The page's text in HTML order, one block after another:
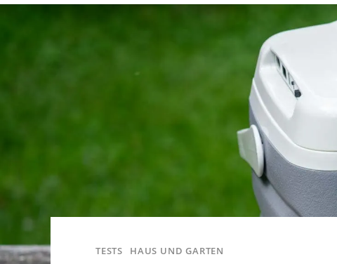
TESTS HAUS UND GARTEN